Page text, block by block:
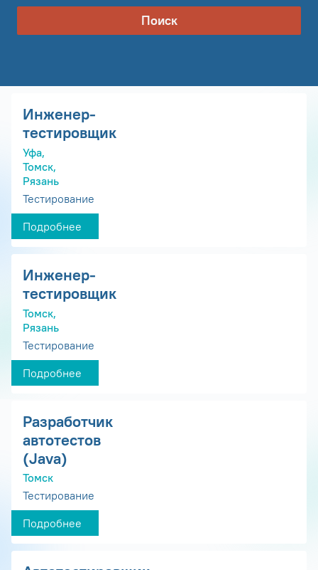
Поиск
Инженер-
тестировщик
Уфа,
Томск,
Рязань
Тестирование
Подробнее
Инженер-
тестировщик
Томск,
Рязань
Тестирование
Подробнее
Разработчик
автотестов
(Java)
Томск
Тестирование
Подробнее